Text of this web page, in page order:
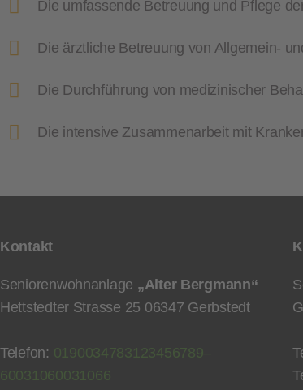
Die umfassende Betreuung und Pflege
Die ärztliche Betreuung von Allgemein-
Die Durchführung von medizinischer
Die intensive Zusammenarbeit mit
Kontakt
Seniorenwohnanlage „Alter Bergmann“
Hettstedter Strasse 25 06347 Gerbstedt
Telefon: 0190034783123456789–
60031060031066